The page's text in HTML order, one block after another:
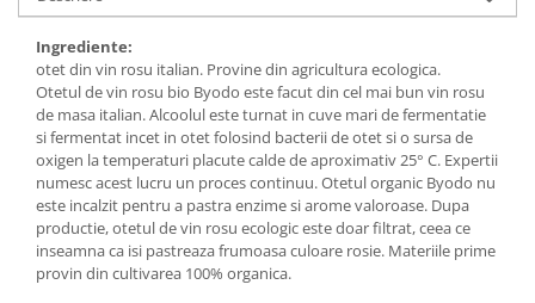
Budinca bio
Indulcitori bio
Inghetata bio si decoratiuni
Ingrediente bio pentru copt
Masline bio si antipasti
Antipasti bio
Masline bio
Pesto bio
Musli si terci
Ingrediente:
otet din vin rosu italian. Provine din agricultura ecologica.
Otetul de vin rosu bio Byodo este facut din cel mai bun vin rosu
de masa italian. Alcoolul este turnat in cuve mari de fermentatie
si fermentat incet in otet folosind bacterii de otet si o sursa de
oxigen la temperaturi placute calde de aproximativ 25° C. Expertii
numesc acest lucru un proces continuu. Otetul organic Byodo nu
este incalzit pentru a pastra enzime si arome valoroase. Dupa
productie, otetul de vin rosu ecologic este doar filtrat, ceea ce
inseamna ca isi pastreaza frumoasa culoare rosie. Materiile prime
provin din cultivarea 100% organica.